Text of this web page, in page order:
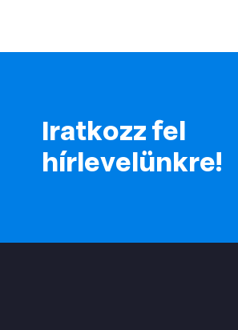
Iratkozz fel
hírlevelünkre!